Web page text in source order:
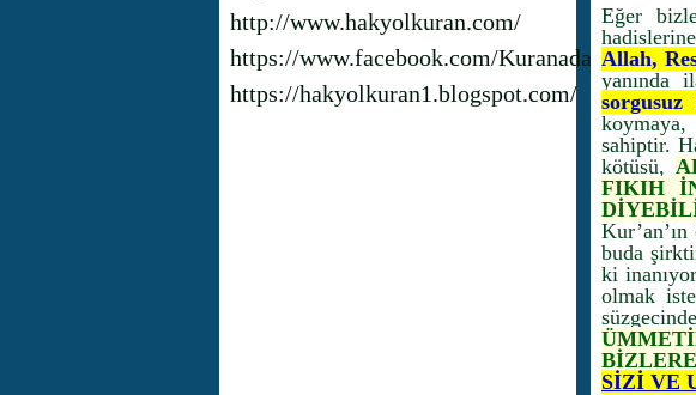
http://www.hakyolkuran.com/
https://www.facebook.com/Kuranadavet1/
https://hakyolkuran1.blogspot.com/
Eğer
Allah,
yanında
sahiptir.
kötüsü,
FIKIH
buda
ki
olmak
SİZİ VE